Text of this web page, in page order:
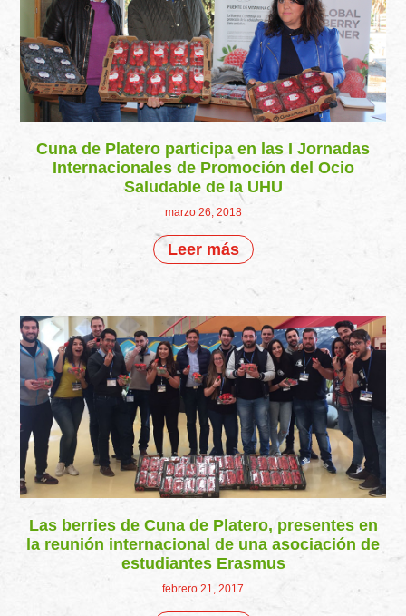
Cuna de Platero participa en las I Jornadas
Internacionales de Promoción del Ocio
Saludable de la UHU
marzo 26, 2018
Leer más
Las berries de Cuna de Platero, presentes en
la reunión internacional de una asociación de
estudiantes Erasmus
febrero 21, 2017